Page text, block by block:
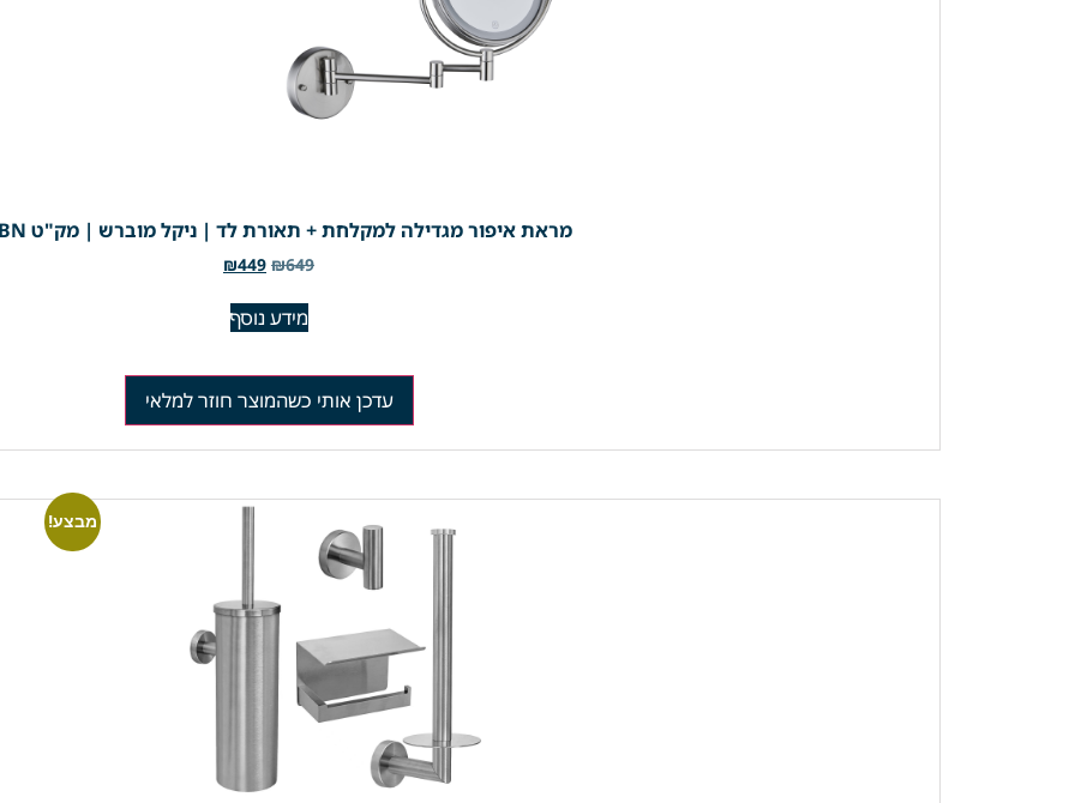
מראת איפור מגדילה למקלחת + תאורת לד | ניקל מוברש | מק"ט 305BN
₪649
₪449
מידע נוסף
עדכן אותי כשהמוצר חוזר למלאי
מבצע!